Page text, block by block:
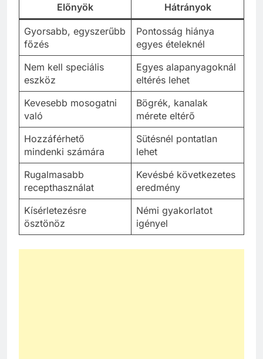
Előnyök Hátrányok
Gyorsabb, egyszerűbb
főzés
Pontosság hiánya
egyes ételeknél
Nem kell speciális
eszköz
Egyes alapanyagoknál
eltérés lehet
Kevesebb mosogatni
való
Bögrék, kanalak
mérete eltérő
Hozzáférhető
mindenki számára
Sütésnél pontatlan
lehet
Rugalmasabb
recepthasználat
Kevésbé következetes
eredmény
Kísérletezésre
ösztönöz
Némi gyakorlatot
igényel